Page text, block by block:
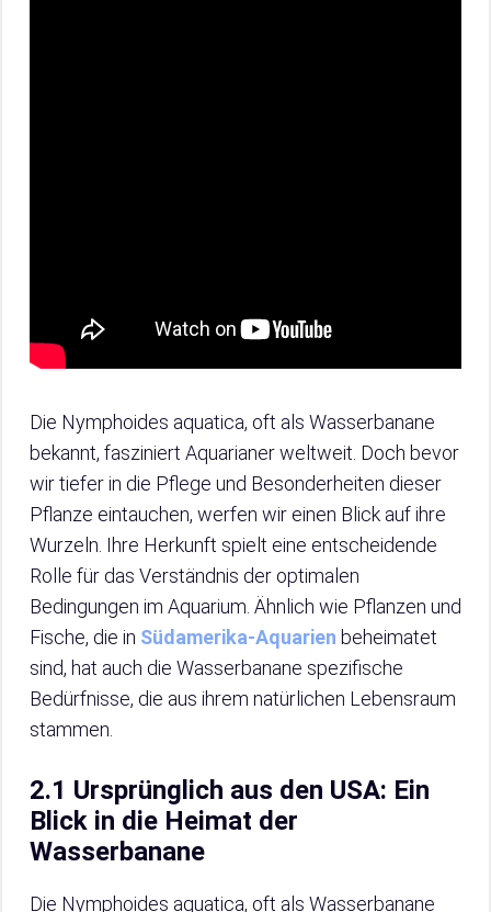
Die Nymphoides aquatica, oft als Wasserbanane
bekannt, fasziniert Aquarianer weltweit. Doch bevor
wir tiefer in die Pflege und Besonderheiten dieser
Pflanze eintauchen, werfen wir einen Blick auf ihre
Wurzeln. Ihre Herkunft spielt eine entscheidende
Rolle für das Verständnis der optimalen
Bedingungen im Aquarium. Ähnlich wie Pflanzen und
Fische, die in Südamerika-Aquarien beheimatet
sind, hat auch die Wasserbanane spezifische
Bedürfnisse, die aus ihrem natürlichen Lebensraum
stammen.
2.1 Ursprünglich aus den USA: Ein
Blick in die Heimat der
Wasserbanane
Die Nymphoides aquatica, oft als Wasserbanane